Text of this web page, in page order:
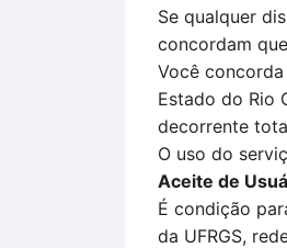
Se qualquer
concordam
Você
Estado do Rio
decorrente
O uso do
Aceite de
É condição
da UFRGS,